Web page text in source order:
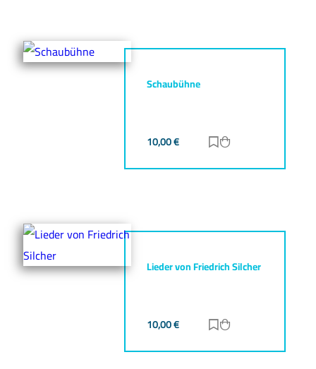
Schaubühne
10,00€ Zur Merkliste
Lieder von Friedrich Silcher
10,00€ Zur Merkliste